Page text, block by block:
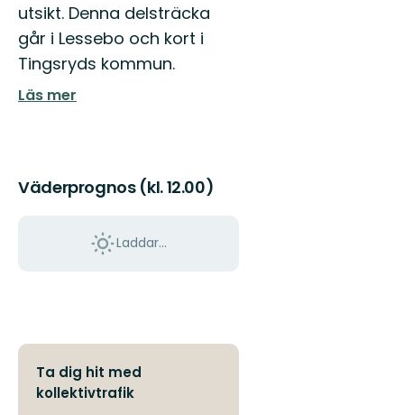
utsikt. Denna delsträcka
går i Lessebo och kort i
Tingsryds kommun.
Läs mer
Väderprognos (kl. 12.00)
Laddar...
Ta dig hit med
kollektivtrafik